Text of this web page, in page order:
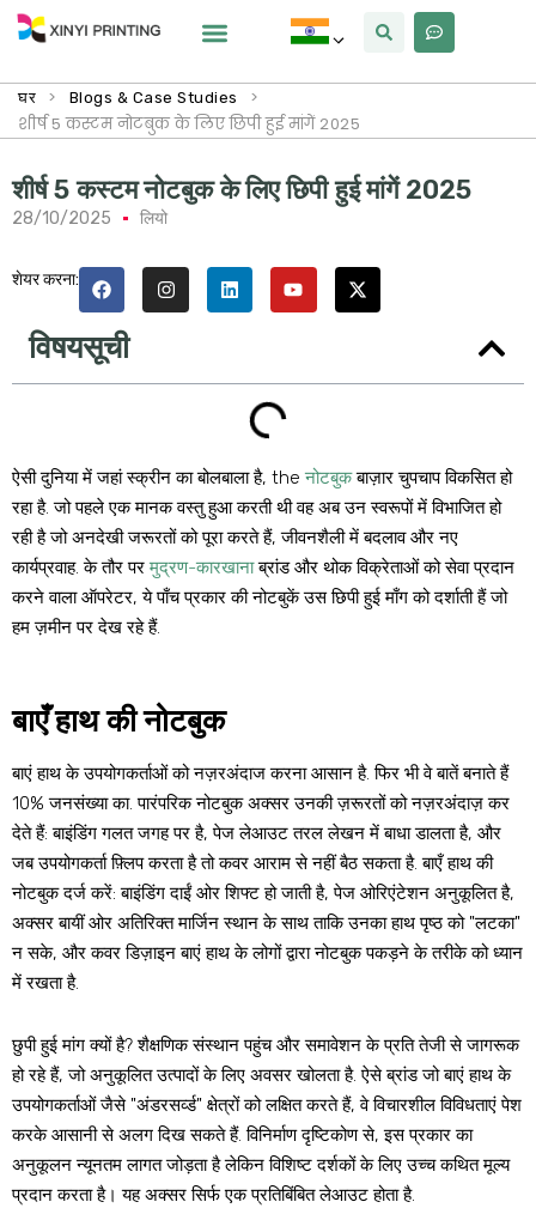
घर > Blogs & Case Studies
>
शीर्ष 5 कस्टम नोटबुक के लिए छिपी हुई मांगें 2025
शीर्ष 5 कस्टम नोटबुक के लिए छिपी हुई मांगें 2025
28/10/2025 लियो
शेयर करना:
विषयसूची
ऐसी दुनिया में जहां स्क्रीन का बोलबाला है, the नोटबुकबाज़ार चुपचाप विकसित हो
रहा है. जो पहले एक मानक वस्तु हुआ करती थी वह अब उन स्वरूपों में विभाजित हो
रही है जो अनदेखी जरूरतों को पूरा करते हैं, जीवनशैली में बदलाव और नए
कार्यप्रवाह. के तौर परमुद्रण-कारखानाब्रांड और थोक विक्रेताओं को सेवा प्रदान
करने वाला ऑपरेटर, ये पाँच प्रकार की नोटबुकें उस छिपी हुई माँग को दर्शाती हैं जो
हम ज़मीन पर देख रहे हैं.
बाएँ हाथ की नोटबुक
बाएं हाथ के उपयोगकर्ताओं को नज़रअंदाज करना आसान है. फिर भी वे बातें बनाते हैं
10% जनसंख्या का. पारंपरिक नोटबुक अक्सर उनकी ज़रूरतों को नज़रअंदाज़ कर
देते हैं: बाइंडिंग गलत जगह पर है, पेज लेआउट तरल लेखन में बाधा डालता है, और
जब उपयोगकर्ता फ़्लिप करता है तो कवर आराम से नहीं बैठ सकता है. बाएँ हाथ की
नोटबुक दर्ज करें: बाइंडिंग दाईं ओर शिफ्ट हो जाती है, पेज ओरिएंटेशन अनुकूलित है,
अक्सर बायीं ओर अतिरिक्त मार्जिन स्थान के साथ ताकि उनका हाथ पृष्ठ को "लटका"
न सके, और कवर डिज़ाइन बाएं हाथ के लोगों द्वारा नोटबुक पकड़ने के तरीके को ध्यान
में रखता है.
छुपी हुई मांग क्यों है? शैक्षणिक संस्थान पहुंच और समावेशन के प्रति तेजी से जागरूक
हो रहे हैं, जो अनुकूलित उत्पादों के लिए अवसर खोलता है. ऐसे ब्रांड जो बाएं हाथ के
उपयोगकर्ताओं जैसे "अंडरसर्व्ड" क्षेत्रों को लक्षित करते हैं, वे विचारशील विविधताएं पेश
करके आसानी से अलग दिख सकते हैं. विनिर्माण दृष्टिकोण से, इस प्रकार का
अनुकूलन न्यूनतम लागत जोड़ता है लेकिन विशिष्ट दर्शकों के लिए उच्च कथित मूल्य
प्रदान करता है। यह अक्सर सिर्फ एक प्रतिबिंबित लेआउट होता है.